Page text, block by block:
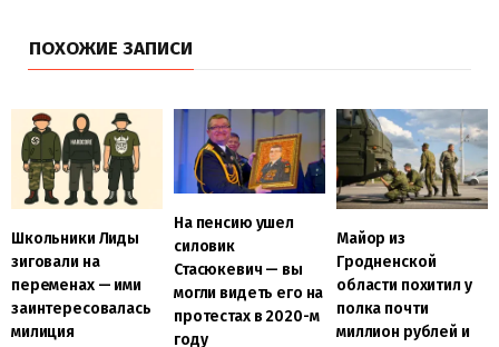
ПОХОЖИЕ ЗАПИСИ
Школьники Лиды
зиговали на
переменах — ими
заинтересовалась
милиция
На пенсию ушел
силовик
Стасюкевич — вы
могли видеть его на
протестах в 2020-м
году
Майор из
Гродненской
области похитил у
полка почти
миллион рублей и